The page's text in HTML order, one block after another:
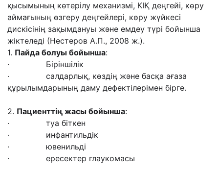
қысымының көтерілу механизмі, КІҚ деңгейі, көру
аймағының өзгеру деңгейлері, көру жүйкесі
дискісінің зақымдануы және емдеу түрі бойынша
жіктеледі (Нестеров А.П., 2008 ж.).
1. Пайда болуы бойынша:
· Біріншілік
· салдарлық, көздің және басқа ағаза
құрылымдарының даму дефектілерімен бірге.
2. Пациенттің жасы бойынша:
· туа біткен
· инфантильдік
· ювенильді
· ересектер глаукомасы